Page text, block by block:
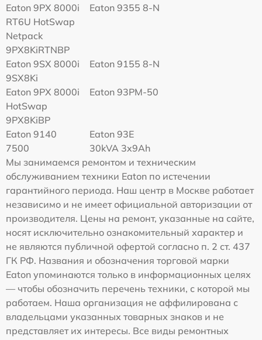
Eaton 9PX 8000i
RT6U HotSwap
Netpack
9PX8KiRTNBP
Eaton 9355 8-N
Eaton 9SX 8000i
9SX8Ki
Eaton 9155 8-N
Eaton 9PX 8000i
HotSwap
9PX8KiBP
Eaton 93PM-50
Eaton 9140
7500
Eaton 93E
30kVA 3x9Ah
Мы занимаемся ремонтом и техническим
обслуживанием техники Eaton по истечении
гарантийного периода. Наш центр в Москве работает
независимо и не имеет официальной авторизации от
производителя. Цены на ремонт, указанные на сайте,
носят исключительно ознакомительный характер и
не являются публичной офертой согласно п. 2 ст. 437
ГК РФ. Названия и обозначения торговой марки
Eaton упоминаются только в информационных целях
— чтобы обозначить перечень техники, с которой мы
работаем. Наша организация не аффилирована с
владельцами указанных товарных знаков и не
представляет их интересы. Все виды ремонтных